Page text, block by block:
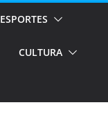
ESPORTES
CULTURA